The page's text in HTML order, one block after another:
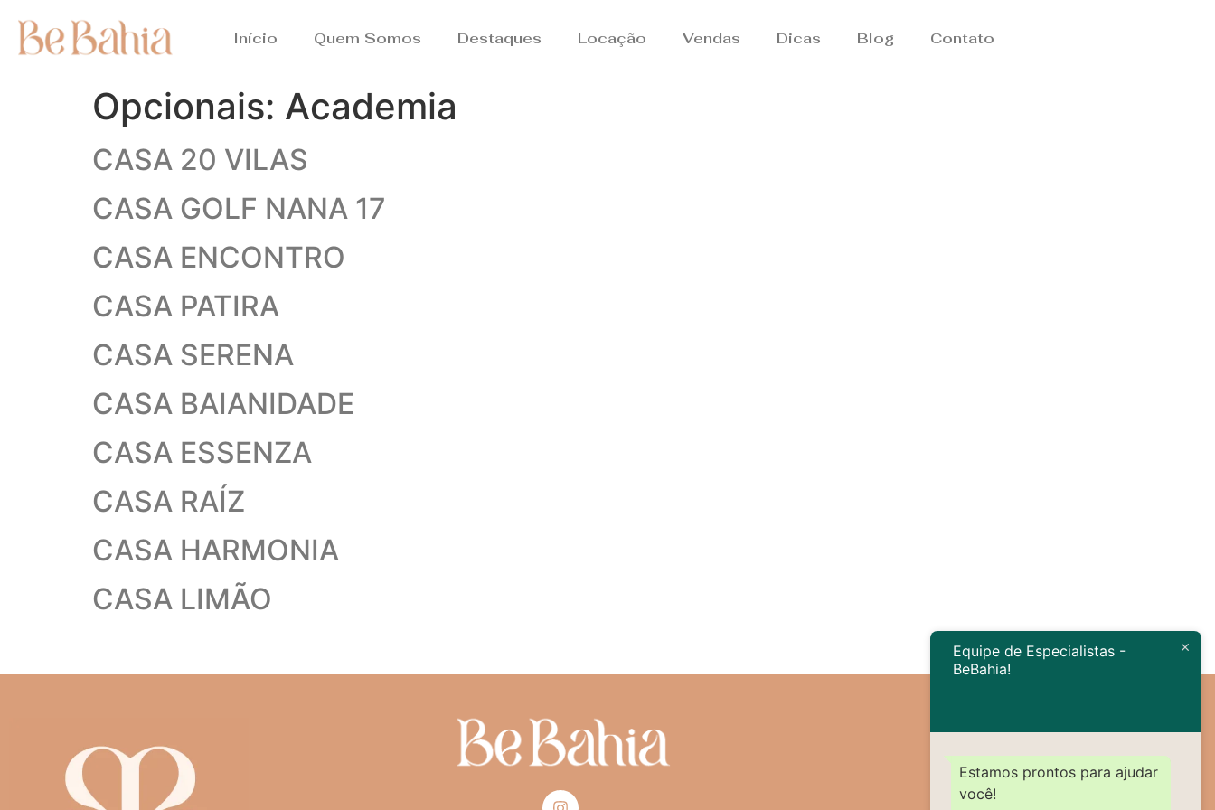
Início Quem Somos Destaques Locação Vendas Dicas Blog Contato
Opcionais: Academia
CASA 20 VILAS
CASA GOLF NANA 17
CASA ENCONTRO
CASA PATIRA
CASA SERENA
CASA BAIANIDADE
CASA ESSENZA
CASA RAÍZ
CASA HARMONIA
CASA LIMÃO
Próximo→
Equipe de Especialistas -
BeBahia!
Estamos prontos para ajudar
você!